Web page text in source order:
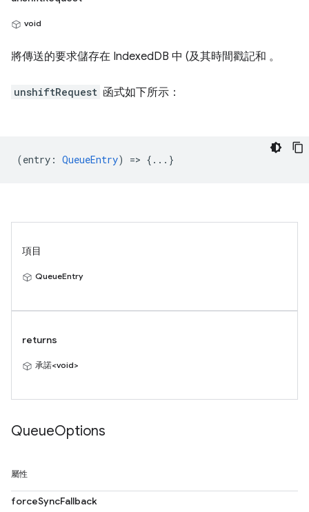
void
將傳送的要求儲存在 IndexedDB 中 (及其時間戳記和 。
unshiftRequest 函式如下所示：
(entry : QueueEntry) => {...}
項目
QueueEntry
returns
承諾<void>
QueueOptions
屬性
forceSyncFallback